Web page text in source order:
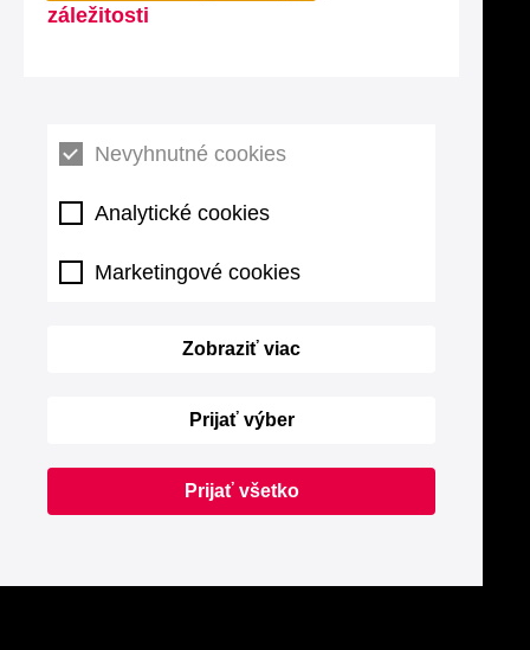
záležitosti
Nevyhnutné cookies
Analytické cookies
Marketingové cookies
Zobraziť viac
Prijať výber
Prijať všetko